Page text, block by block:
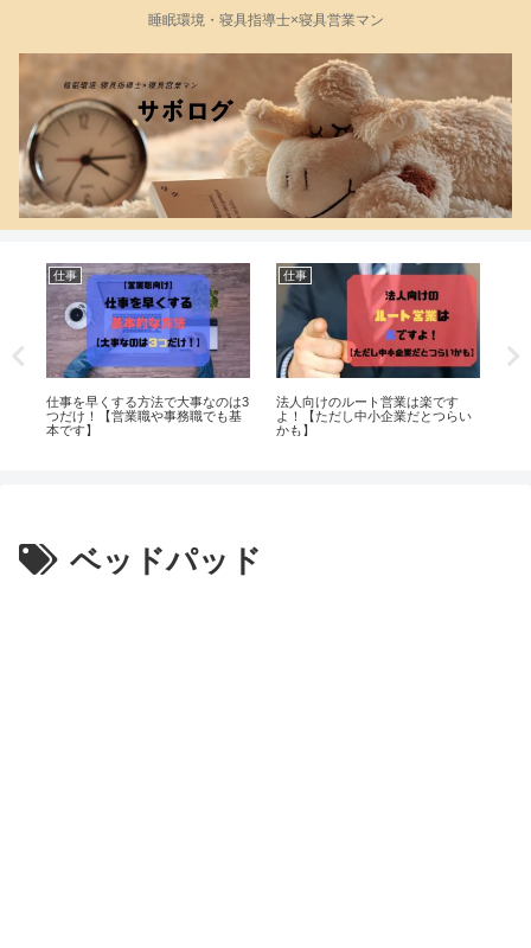
睡眠環境・寝具指導士×寝具営業マン
仕事
仕事を早くする方法で大事なのは3
つだけ！【営業職や事務職でも基
本です】
仕事
法人向けのルート営業は楽です
よ！【ただし中小企業だとつらい
かも】
ベッドパッド